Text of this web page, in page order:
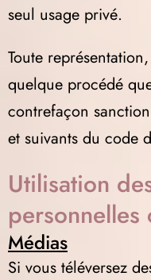
seul usage privé.
Toute
quelque procédé
contrefaçon
et suivants du code
Utilisation
personnelles
Médias
Si vous téléversez